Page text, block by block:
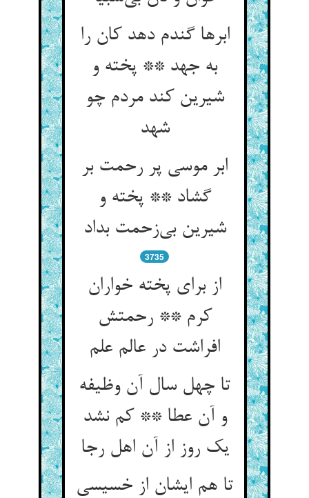
ابرها گندم دهد کان را
به جهد ** پخته و
شیرین کند مردم چو
شهد
ابر موسی پر رحمت بر
گشاد ** پخته و
شیرین بی‌‌زحمت بداد
3735
از برای پخته خواران
کرم ** رحمتش
تا چهل سال آن وظیفه
و آن عطا ** کم نشد
یک روز از آن اهل رجا
تا هم ایشان از خسیسی